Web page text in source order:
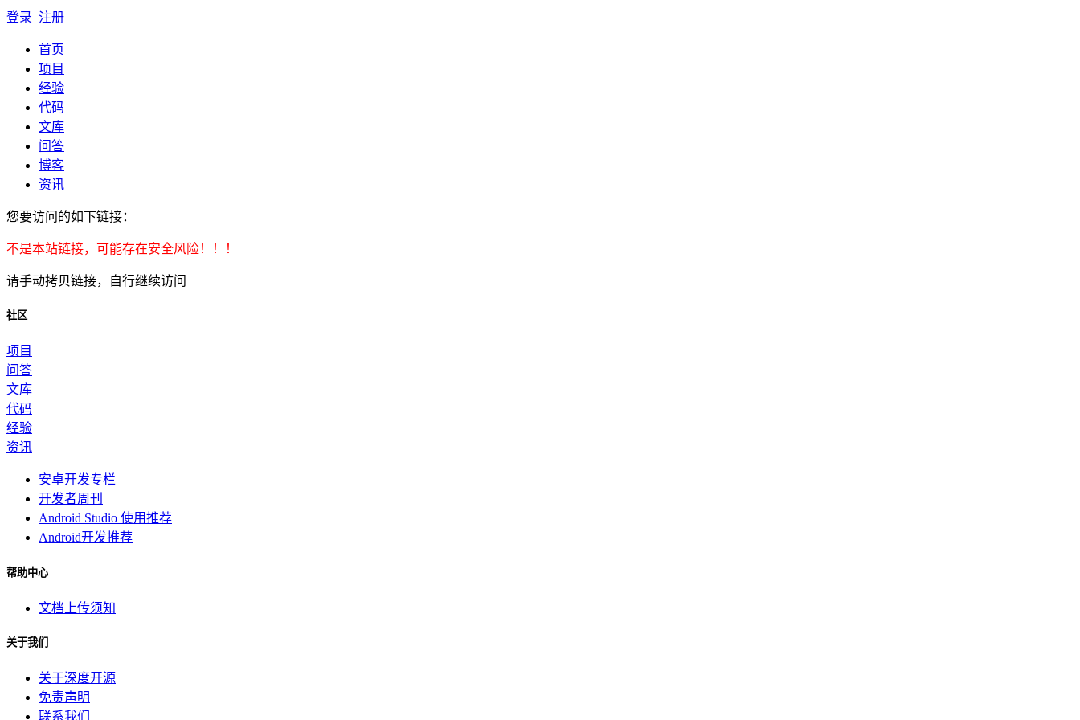
登录 注册
首页
项目
经验
代码
文库
问答
博客
资讯
您要访问的如下链接：
不是本站链接，可能存在安全风险！！！
请手动拷贝链接，自行继续访问
社区
项目
问答
文库
代码
经验
资讯
安卓开发专栏
开发者周刊
Android Studio 使用推荐
Android开发推荐
帮助中心
文档上传须知
关于我们
关于深度开源
免责声明
联系我们